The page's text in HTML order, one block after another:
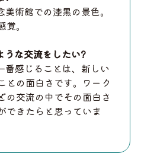
術館での漆黒の景色。
。
うな交流をしたい?
感じることは、新しい
との面白さです。ワーク
の交流の中でその面白さ
できたらと思っていま